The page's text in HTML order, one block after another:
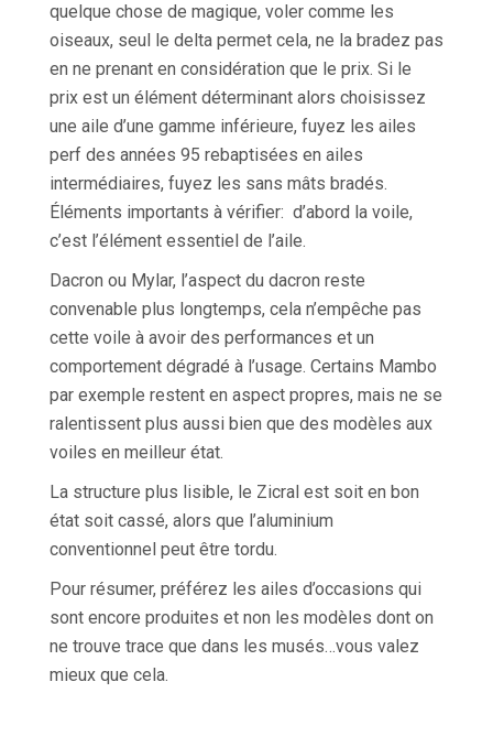
quelque chose de magique, voler comme les
oiseaux, seul le delta permet cela, ne la bradez pas
en ne prenant en considération que le prix. Si le
prix est un élément déterminant alors choisissez
une aile d’une gamme inférieure, fuyez les ailes
perf des années 95 rebaptisées en ailes
intermédiaires, fuyez les sans mâts bradés.
Éléments importants à vérifier: d’abord la voile,
c’est l’élément essentiel de l’aile.
Dacron ou Mylar, l’aspect du dacron reste
convenable plus longtemps, cela n’empêche pas
cette voile à avoir des performances et un
comportement dégradé à l’usage. Certains Mambo
par exemple restent en aspect propres, mais ne se
ralentissent plus aussi bien que des modèles aux
voiles en meilleur état.
La structure plus lisible, le Zicral est soit en bon
état soit cassé, alors que l’aluminium
conventionnel peut être tordu.
Pour résumer, préférez les ailes d’occasions qui
sont encore produites et non les modèles dont on
ne trouve trace que dans les musés…vous valez
mieux que cela.